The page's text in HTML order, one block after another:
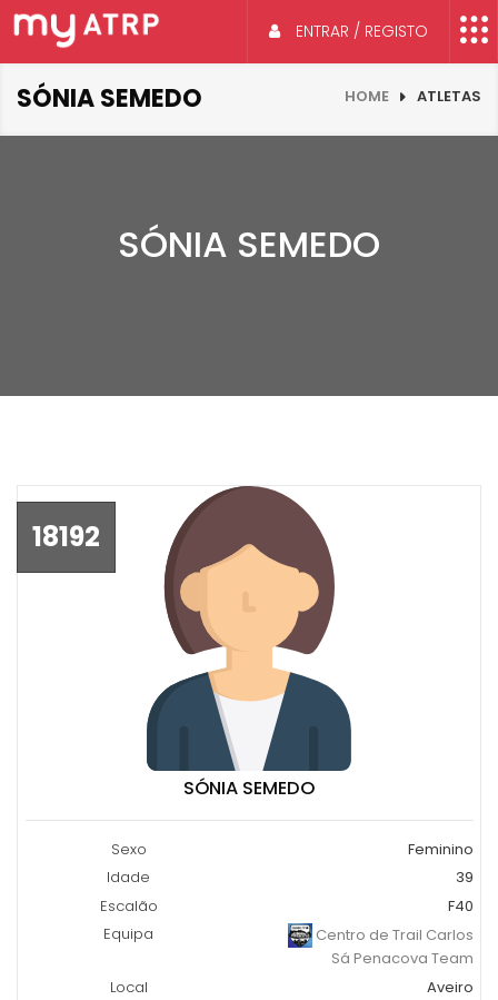
ENTRAR / REGISTO
SÓNIA SEMEDO HOME ATLETAS
SÓNIA SEMEDO
18192
SÓNIA SEMEDO
Sexo
Feminino
Idade
39
Escalão
F40
Equipa
Centro de Trail Carlos
Sá Penacova Team
Local
Aveiro